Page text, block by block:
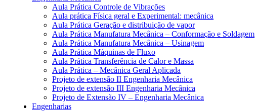
Aula Prática Controle de Vibrações
Aula prática Física geral e Experimental: mecânica
Aula Prática Geração e distribuição de vapor
Aula Prática Manufatura Mecânica – Conformação e Soldagem
Aula Prática Manufatura Mecânica – Usinagem
Aula Prática Máquinas de Fluxo
Aula Prática Transferência de Calor e Massa
Aula Prática – Mecânica Geral Aplicada
Projeto de extensão II Engenharia Mecânica
Projeto de extensão III Engenharia Mecânica
Projeto de Extensão IV – Engenharia Mecânica
Engenharias